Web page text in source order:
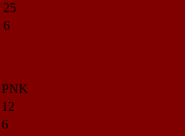
25
6
PNK
12
6